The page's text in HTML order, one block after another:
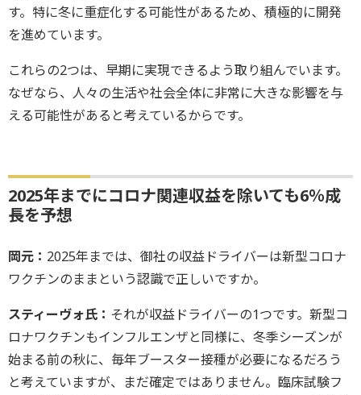
す。特に冬に重症化する可能性があるため、積極的に開発
を進めています。
これらの2つは、早期に実現できるよう取り組んでいます。
なぜなら、人々の生活や社会全体に非常に大きな影響を与
える可能性があると考えているからです。
2025年までにコロナ関連収益を除いても6％成
長を予想
岡元： 2025年までは、御社の収益ドライバーは新型コロナ
ワクチンのままという認識で正しいですか。
スティーヴォ氏： それが収益ドライバーの1つです。新型コ
ロナワクチンもインフルエンザと同様に、冬季シーズンが
始まる前の秋に、毎年ブースター接種が必要になるだろう
と考えていますが、まだ確定ではありません。臨床試験フ